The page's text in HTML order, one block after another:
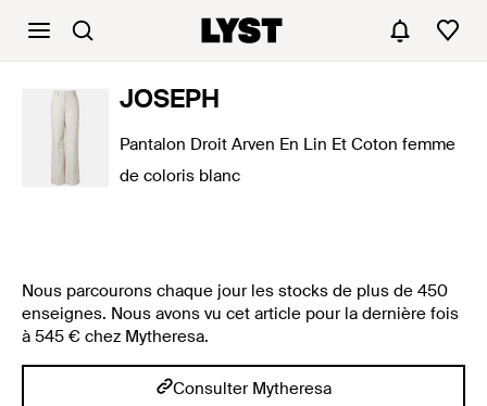
JOSEPH
Pantalon Droit Arven En Lin Et Coton femme
de coloris blanc
Nous parcourons chaque jour les stocks de plus de 450
enseignes. Nous avons vu cet article pour la dernière fois
à 545 € chez Mytheresa.
Consulter Mytheresa